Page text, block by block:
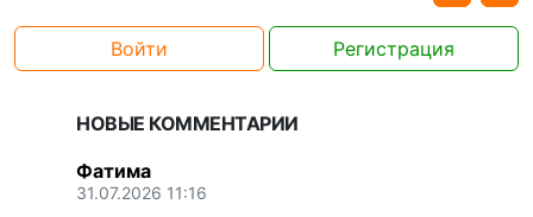
Войти Регистрация
НОВЫЕ КОММЕНТАРИИ
Фатима
31.07.2026 11:16